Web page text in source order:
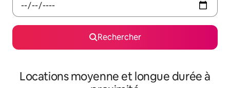
Rechercher
Locations moyenne et longue durée à